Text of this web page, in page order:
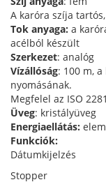
A karóra szíja
Tok anyaga: a
acélból készült
Szerkezet: analóg
Vízállóság: 100 m,
nyomásának.
Megfelel az ISO
Üveg: kristályüveg
Energiaellátás: elem
Funkciók:
Dátumkijelzés
Stopper